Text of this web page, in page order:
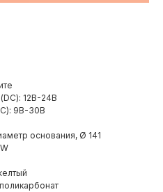
12В-24В
9В-30В
основания, Ø 141